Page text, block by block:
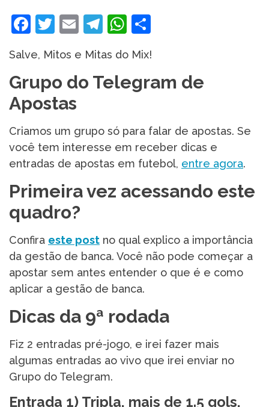
Facebook
Twitter
EmailTelegram
WhatsApp
Salve, Mitos e Mitas do Mix!
Grupo do Telegram de
Apostas
Criamos um grupo só para falar de apostas. Se
você tem interesse em receber dicas e
entradas de apostas em futebol, entre agora.
Primeira vez acessando este
quadro?
Confira este post no qual explico a importância
da gestão de banca. Você não pode começar a
apostar sem antes entender o que é e como
aplicar a gestão de banca.
Dicas da 9ª rodada
Fiz 2 entradas pré-jogo, e irei fazer mais
algumas entradas ao vivo que irei enviar no
Grupo do Telegram.
Entrada 1) Tripla, mais de 1.5 gols,